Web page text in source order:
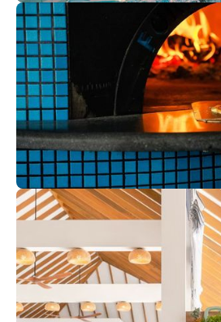
Rainbow
Впечатляющий выбор роскошных
освежающих напитков в баре у
Basilico
Окунитесь в атмосферу традиций,
наслаждаясь вкусной пиццей из
которая отражает суть Италии. И
божественный тирамису!